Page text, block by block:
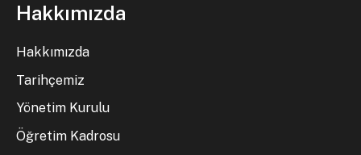
Hakkımızda
Hakkımızda
Tarihçemiz
Yönetim Kurulu
Öğretim Kadrosu